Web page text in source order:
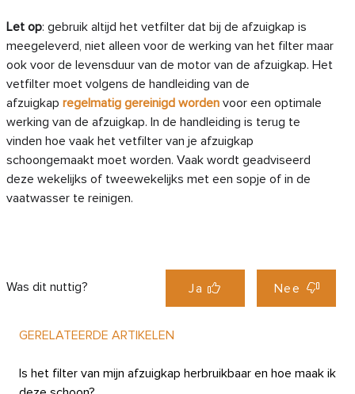
‍Let op: gebruik altijd het vetfilter dat bij de afzuigkap is
meegeleverd, niet alleen voor de werking van het filter maar
ook voor de levensduur van de motor van de afzuigkap. Het
vetfilter moet volgens de handleiding van de
afzuigkap regelmatig gereinigd worden voor een optimale
werking van de afzuigkap. In de handleiding is terug te
vinden hoe vaak het vetfilter van je afzuigkap
schoongemaakt moet worden. Vaak wordt geadviseerd
deze wekelijks of tweewekelijks met een sopje of in de
vaatwasser te reinigen.
Was dit nuttig? Ja Nee
GERELATEERDE ARTIKELEN
Is het filter van mijn afzuigkap herbruikbaar en hoe maak ik